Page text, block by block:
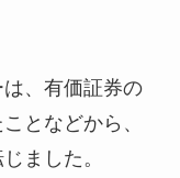
、有価証券の
となどから、
ました。